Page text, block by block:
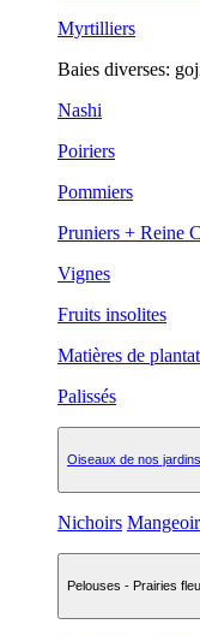
Myrtilliers
Baies diverses:
Nashi
Poiriers
Pommiers
Pruniers + Reine
Vignes
Fruits insolites
Matières de
Palissés
Oiseaux de nos jardins
Nichoirs
Pelouses - Prairies